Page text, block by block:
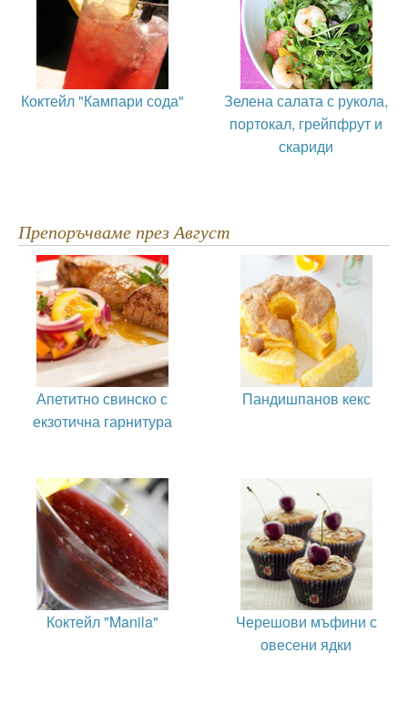
Коктейл "Кампари сода"
Зелена салата с рукола,
портокал, грейпфрут и
скариди
Препоръчваме през Август
Апетитно свинско с
екзотична гарнитура
Пандишпанов кекс
Коктейл "Manila"
Черешови мъфини с
овесени ядки